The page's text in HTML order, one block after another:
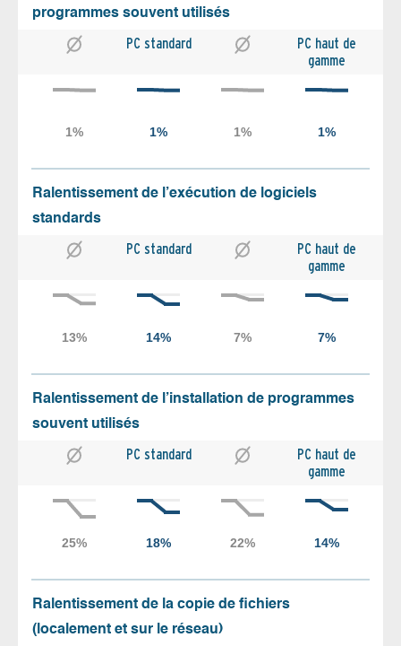
programmes souvent utilisés
PC standard
PC haut de
gamme
Ralentissement de l’exécution de logiciels
standards
PC standard
PC haut de
gamme
Ralentissement de l’installation de programmes
souvent utilisés
PC standard
PC haut de
gamme
Ralentissement de la copie de fichiers
(localement et sur le réseau)